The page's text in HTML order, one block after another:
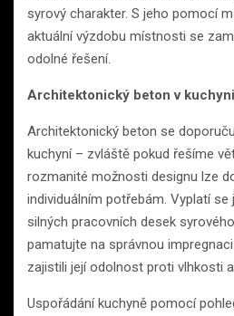
syrový charakter. S jeho pomocí
aktuální výzdobu místnosti se
odolné řešení.
Architektonický beton v
Architektonický beton se
kuchyní – zvláště pokud řešíme
rozmanité možnosti designu lze
individuálním potřebám. Vyplatí se
silných pracovních desek
pamatujte na správnou
zajistili její odolnost proti vlhkosti
Uspořádání kuchyně pomocí